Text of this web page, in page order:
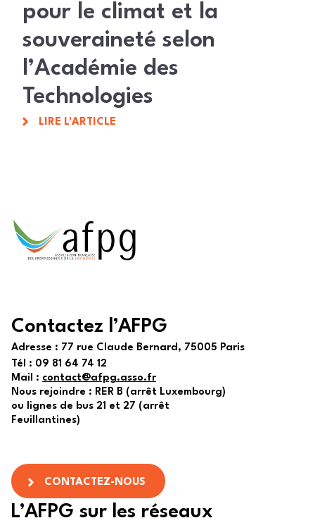
pour le climat et la
souveraineté selon
l’Académie des
Technologies
LIRE L'ARTICLE
Contactez l’AFPG
Adresse : 77 rue Claude Bernard, 75005 Paris
Tél : 09 81 64 74 12
Mail : contact@afpg.asso.fr
Nous rejoindre : RER B (arrêt Luxembourg)
ou lignes de bus 21 et 27 (arrêt
Feuillantines)
CONTACTEZ-NOUS
L’AFPG sur les réseaux